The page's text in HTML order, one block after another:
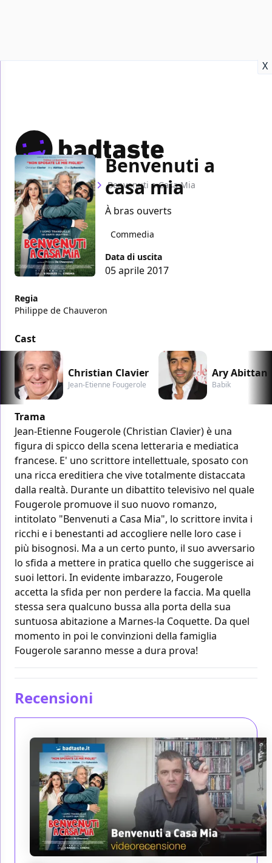
X
Home Film Benvenuti a Casa Mia
Benvenuti a
casa mia
À bras ouverts
Commedia
Data di uscita
05 aprile 2017
Regia
Philippe de Chauveron
Cast
Christian Clavier
Jean-Etienne Fougerole
Ary Abittan
Babik
Trama
Jean-Etienne Fougerole (Christian Clavier) è una
figura di spicco della scena letteraria e mediatica
francese. E' uno scrittore intellettuale, sposato con
una ricca ereditiera che vive totalmente distaccata
dalla realtà. Durante un dibattito televisivo nel quale
Fougerole promuove il suo nuovo romanzo,
intitolato "Benvenuti a Casa Mia", lo scrittore invita i
ricchi e i benestanti ad accogliere nelle loro case i
più bisognosi. Ma a un certo punto, il suo avversario
lo sfida a mettere in pratica quello che suggerisce ai
suoi lettori. In evidente imbarazzo, Fougerole
accetta la sfida per non perdere la faccia. Ma quella
stessa sera qualcuno bussa alla porta della sua
suntuosa abitazione a Marnes-la Coquette. Da quel
momento in poi le convinzioni della famiglia
Fougerole saranno messe a dura prova!
Recensioni